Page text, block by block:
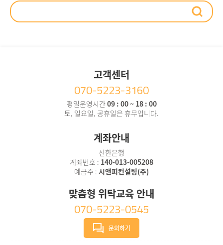
먹구구식으로 적용되고 있는 것이 지금의 현실이죠. Top-
down 방식의 의사결정을 주로 하는 조직문화에 OKR을 적
니다.이번 [한눈에]시리즈 "성과관리 Trend - MBO, KPI,
OKR"은 성과관리 기법들을 제안한 혁신가들을 비롯해 각각
의 성과관리 기법들이 어떤 의미를 갖고 있는지, 차이점은 무
엇인지 이해하기 쉽도록 안내하고 있습니다. 아래 '첨부파
고객센터
070-5223-3160
평일운영시간09 : 00 ~ 18 : 00
토, 일요일, 공휴일은 휴무입니다.
계좌안내
신한은행
계좌번호 : 140-013-005208
예금주 : 시앤피컨설팅(주)
맞춤형 위탁교육 안내
070-5223-0545
문의하기